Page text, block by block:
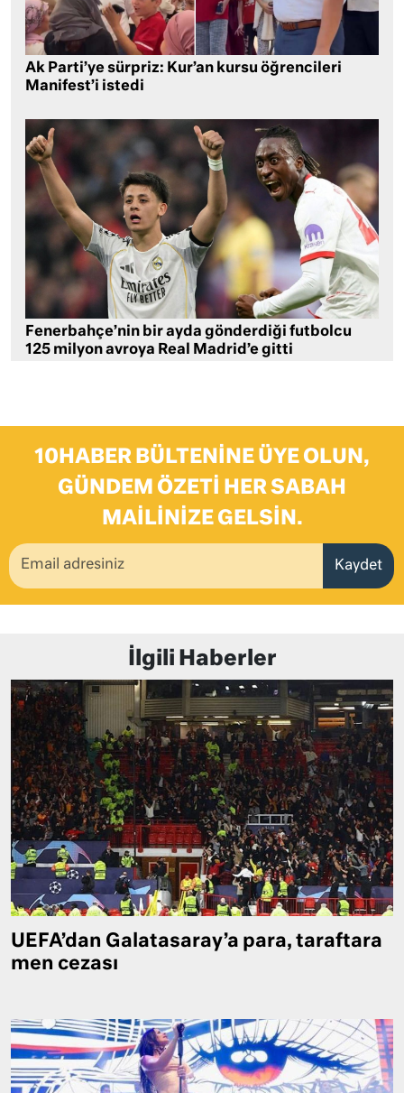
Ak Parti’ye sürpriz: Kur’an kursu öğrencileri
Manifest’i istedi
Fenerbahçe’nin bir ayda gönderdiği futbolcu
125 milyon avroya Real Madrid’e gitti
10HABER BÜLTENINE ÜYE OLUN,
GÜNDEM ÖZETI HER SABAH
MAILINIZE GELSIN.
Kaydet
İlgili Haberler
UEFA’dan Galatasaray’a para, taraftara
men cezası